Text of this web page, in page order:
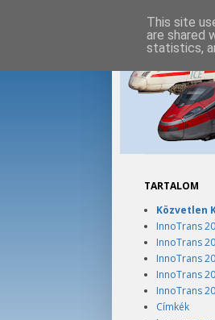
TARTALOM
Közvetlen
InnoTrans
InnoTrans
InnoTrans
InnoTrans
InnoTrans
Címkék
This site
are shared
statistics,